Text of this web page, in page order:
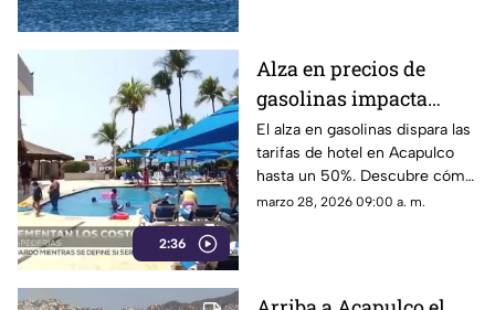
2:36
Alza en precios de
gasolinas impacta
tarifas hoteleras en
Acapulco para Semana
Santa
El alza en gasolinas dispara las
tarifas de hotel en Acapulco
hasta un 50%. Descubre cómo
afecta esto a tus vacaciones
marzo 28, 2026 09:00 a. m.